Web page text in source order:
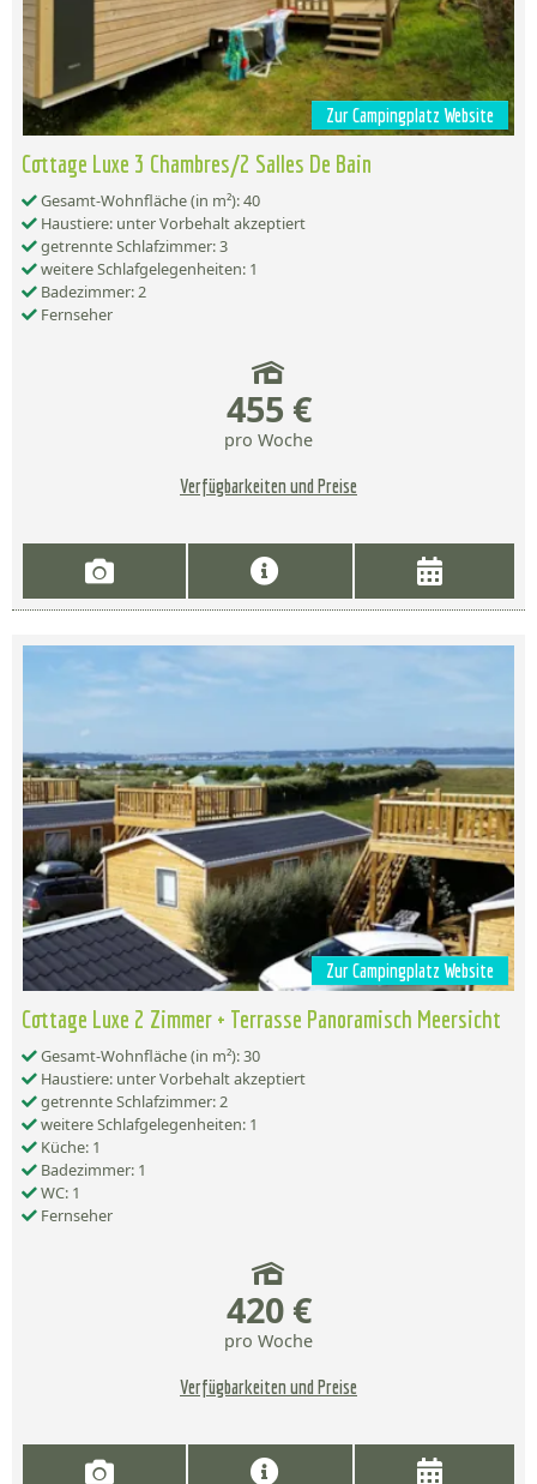
Zur Campingplatz Website
Cottage Luxe 3 Chambres/2 Salles De Bain
Gesamt-Wohnfläche (in m²): 40
Haustiere: unter Vorbehalt akzeptiert
getrennte Schlafzimmer: 3
weitere Schlafgelegenheiten: 1
Badezimmer: 2
Fernseher
455 €
pro Woche
Verfügbarkeiten und Preise
Zur Campingplatz Website
Cottage Luxe 2 Zimmer + Terrasse Panoramisch Meersicht
Gesamt-Wohnfläche (in m²): 30
Haustiere: unter Vorbehalt akzeptiert
getrennte Schlafzimmer: 2
weitere Schlafgelegenheiten: 1
Küche: 1
Badezimmer: 1
WC: 1
Fernseher
420 €
pro Woche
Verfügbarkeiten und Preise